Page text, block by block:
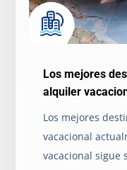
Los mejores
alquiler
Los mejores
vacacional
vacacional sigue